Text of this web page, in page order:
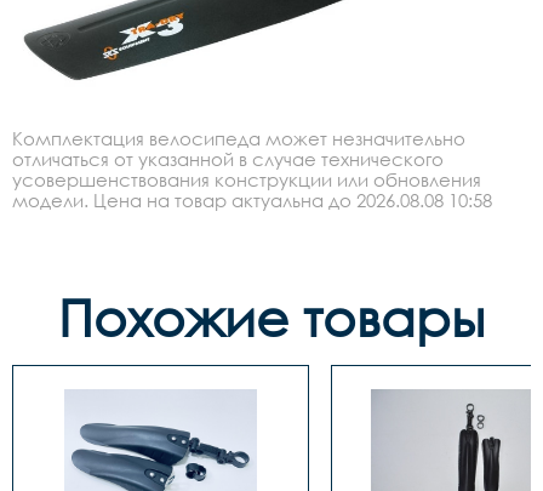
Комплектация велосипеда может незначительно
отличаться от указанной в случае технического
усовершенствования конструкции или обновления
модели. Цена на товар актуальна до 2026.08.08 10:58
Похожие товары